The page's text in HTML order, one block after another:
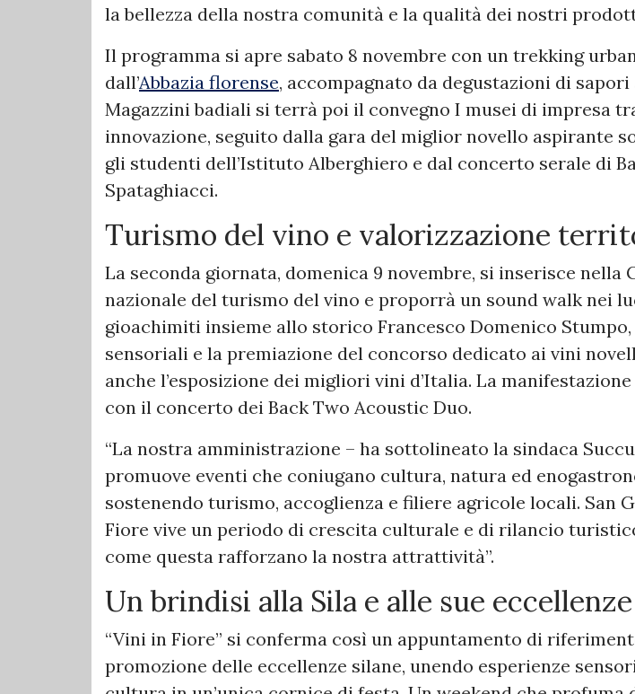
la bellezza della nostra comunità e la qualità dei nostri
Il programma si apre sabato 8 novembre con un trekking
dall’Abbazia florense, accompagnato da degustazioni di
Magazzini badiali si terrà poi il convegno I musei di impresa
innovazione, seguito dalla gara del miglior novello aspirante
gli studenti dell’Istituto Alberghiero e dal concerto serale di
Spataghiacci.
Turismo del vino e valorizzazione
La seconda giornata, domenica 9 novembre, si inserisce nella
nazionale del turismo del vino e proporrà un sound walk nei
gioachimiti insieme allo storico Francesco Domenico
sensoriali e la premiazione del concorso dedicato ai vini
anche l’esposizione dei migliori vini d’Italia. La
con il concerto dei Back Two Acoustic Duo.
“La nostra amministrazione – ha sottolineato la sindaca
promuove eventi che coniugano cultura, natura ed
sostenendo turismo, accoglienza e filiere agricole locali. San
Fiore vive un periodo di crescita culturale e di rilancio
come questa rafforzano la nostra attrattività”.
Un brindisi alla Sila e alle sue eccellenze
“Vini in Fiore” si conferma così un appuntamento di
promozione delle eccellenze silane, unendo esperienze